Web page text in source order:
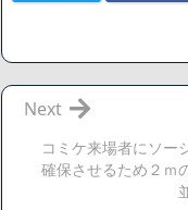
【画像】さくまあ
【愕然】ワイ「豚
調べたろww(2割3
コミケ来場者にソー
確保させるため２ｍ
Next